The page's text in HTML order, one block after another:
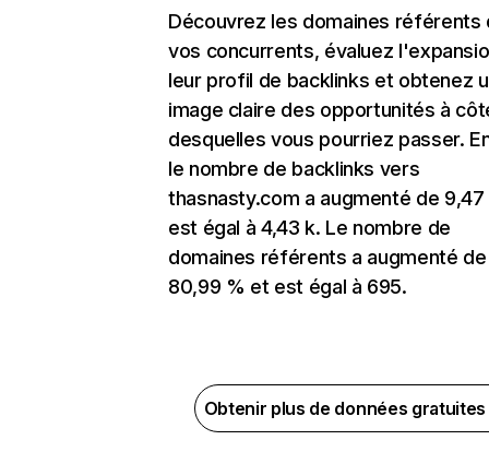
Découvrez les domaines référents
vos concurrents, évaluez
leur profil de backlinks et obtenez
image claire des opportunités à
desquelles vous pourriez passer.
le nombre de backlinks vers
thasnasty.com a augmenté de
est égal à 4,43 k. Le nombre de
domaines référents a augmenté de
80,99 % et est égal à 695.
Obtenir plus de données